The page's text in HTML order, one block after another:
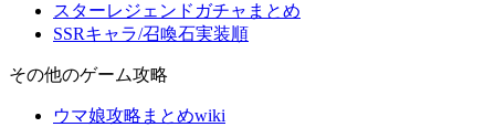
スターレジェンドガチャまとめ
SSRキャラ/召喚石実装順
その他のゲーム攻略
ウマ娘攻略まとめwiki